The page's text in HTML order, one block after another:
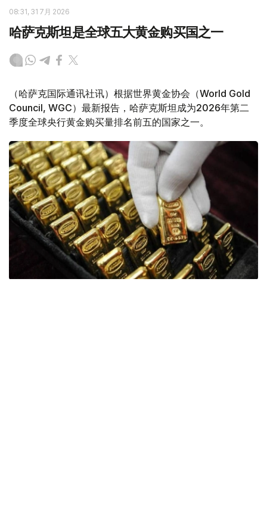
08:31, 31 7月 2026
哈萨克斯坦是全球五大黄金购买国之一
（哈萨克国际通讯社讯）根据世界黄金协会（World Gold
Council, WGC）最新报告，哈萨克斯坦成为2026年第二
季度全球央行黄金购买量排名前五的国家之一。